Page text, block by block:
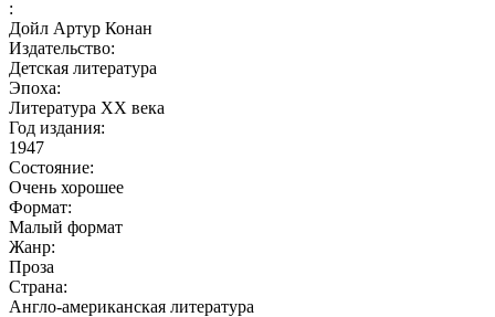
:
Дойл Артур Конан
Издательство:
Детская литература
Эпоха:
Литература XX века
Год издания:
1947
Состояние:
Очень хорошее
Формат:
Малый формат
Жанр:
Проза
Страна:
Англо-американская литература